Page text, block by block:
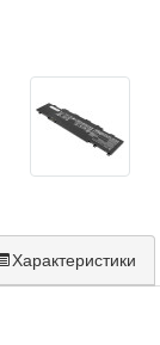
Характеристики